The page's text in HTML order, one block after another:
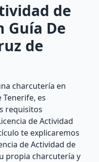
de
Guía De
de
charcutería en
Tenerife, es
requisitos
de Actividad
te explicaremos
de Actividad de
propia charcutería y